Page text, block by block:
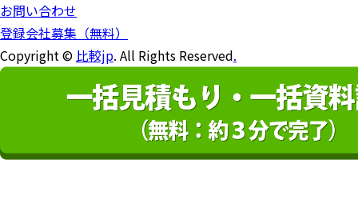
お問い合わせ
登録会社募集（無料）
Copyright ©比較jp. All Rights Reserved.